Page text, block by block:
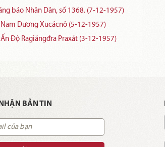
báo Nhân Dân, số 1368. (7-12-1957)
Dương Xucácnô (5-12-1957)
Độ Ragiăngđra Praxát (3-12-1957)
BẢN TIN